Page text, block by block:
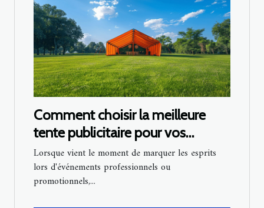
Comment choisir la meilleure
tente publicitaire pour vos
événements
Lorsque vient le moment de marquer les esprits
lors d'événements professionnels ou
promotionnels,...